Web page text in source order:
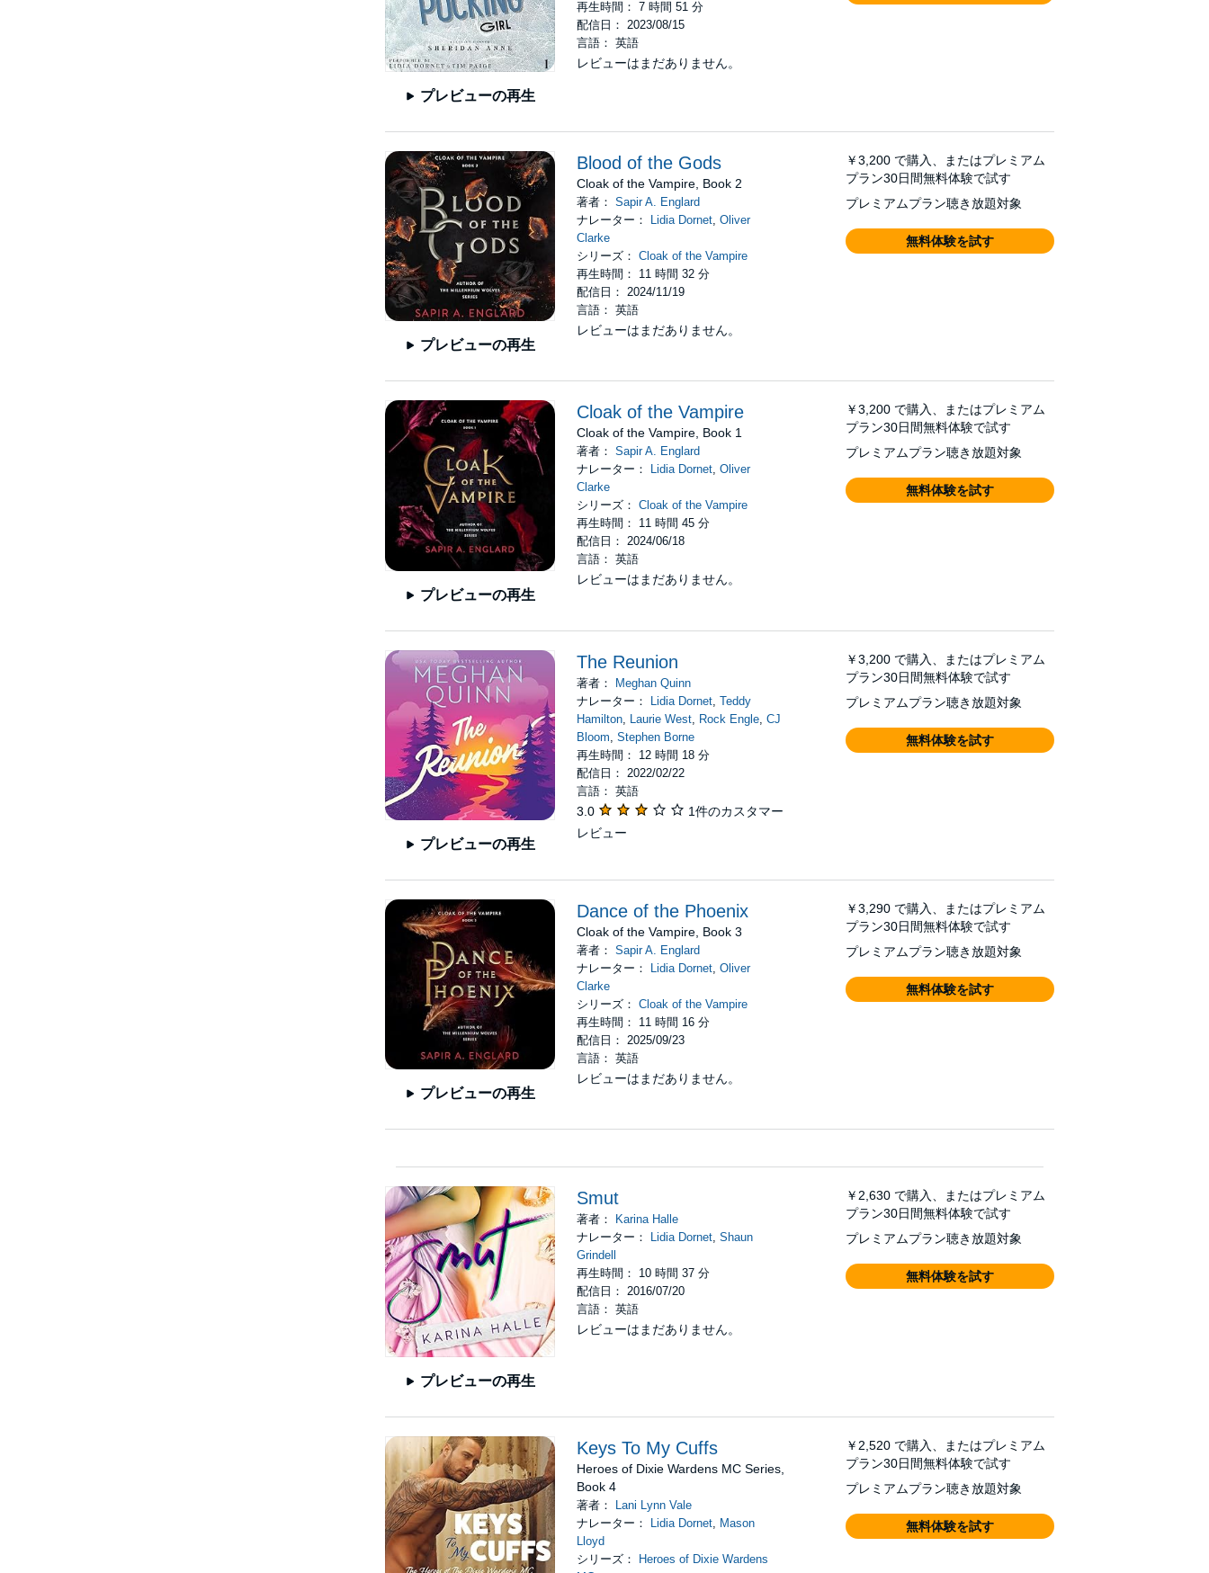
プレビューの再生
再生時間： 7 時間 51 分
配信日： 2023/08/15
言語： 英語
レビューはまだありません。
プレビューの再生
Blood of the Gods
Cloak of the Vampire, Book 2
著者：Sapir A. Englard
ナレーター：
Lidia Dornet ,Oliver
Clarke
シリーズ：Cloak of the Vampire
再生時間： 11 時間 32 分
配信日： 2024/11/19
言語： 英語
レビューはまだありません。
￥3,200 で購入、またはプレミアム
プラン30日間無料体験で試す
プレミアムプラン聴き放題対象
無料体験を試す
プレビューの再生
Cloak of the Vampire
Cloak of the Vampire, Book 1
著者：Sapir A. Englard
ナレーター：
Lidia Dornet,Oliver
Clarke
シリーズ：Cloak of the Vampire
再生時間： 11 時間 45 分
配信日： 2024/06/18
言語： 英語
レビューはまだありません。
￥3,200 で購入、またはプレミアム
プラン30日間無料体験で試す
プレミアムプラン聴き放題対象
無料体験を試す
プレビューの再生
The Reunion
著者： Meghan Quinn
ナレーター： Lidia Dornet ,Teddy
Hamilton Laurie West Rock Engle ,CJ
Bloom ,Stephen Borne
再生時間： 12 時間 18 分
配信日： 2022/02/22
言語： 英語
3.0
1件のカスタマー
レビュー
￥3,200 で購入、またはプレミアム
プラン30日間無料体験で試す
プレミアムプラン聴き放題対象
無料体験を試す
プレビューの再生
Dance of the Phoenix
Cloak of the Vampire, Book 3
著者：Sapir A. Englard
ナレーター：
Lidia Dornet ,Oliver
Clarke
シリーズ：Cloak of the Vampire
再生時間： 11 時間 16 分
配信日： 2025/09/23
言語： 英語
レビューはまだありません。
￥3,290 で購入、またはプレミアム
プラン30日間無料体験で試す
プレミアムプラン聴き放題対象
無料体験を試す
プレビューの再生
Smut
著者：
Karina Halle
ナレーター：
Lidia Dornet,Shaun
Grindell
再生時間： 10 時間 37 分
配信日： 2016/07/20
言語： 英語
レビューはまだありません。
￥2,630 で購入、またはプレミアム
プラン30日間無料体験で試す
プレミアムプラン聴き放題対象
無料体験を試す
Keys To My Cuffs
Heroes of Dixie Wardens MC Series,
Book 4
著者： Lani Lynn Vale
ナレーター： Lidia Dornet Mason
Lloyd
シリーズ： Heroes of Dixie Wardens
￥2,520 で購入、またはプレミアム
プラン30日間無料体験で試す
プレミアムプラン聴き放題対象
無料体験を試す